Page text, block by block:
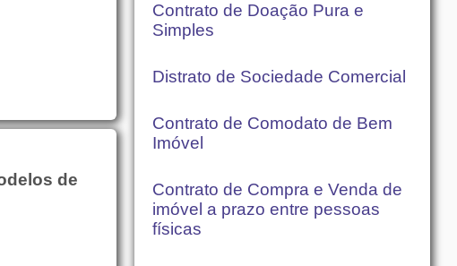
de
Contrato de Doação Pura e
Simples
Distrato de Sociedade Comercial
Contrato de Comodato de Bem
Imóvel
Contrato de Compra e Venda de
imóvel a prazo entre pessoas
físicas